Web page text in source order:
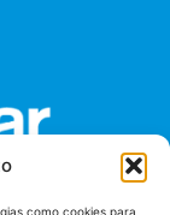
como cookies para